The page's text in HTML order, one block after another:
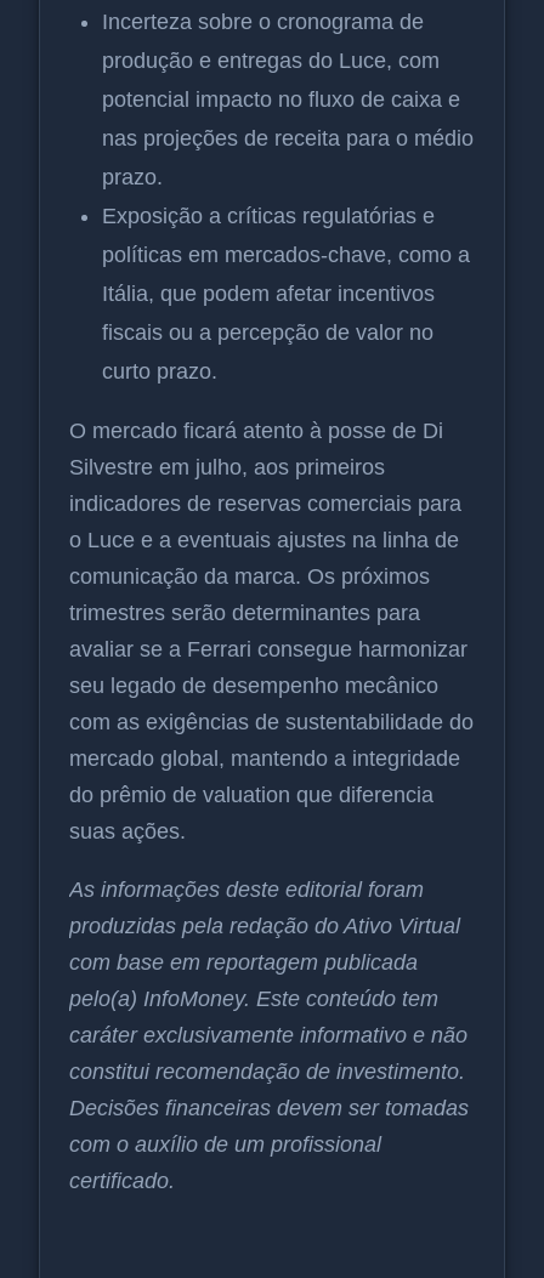
Incerteza sobre o cronograma de
produção e entregas do Luce, com
potencial impacto no fluxo de caixa e
nas projeções de receita para o médio
prazo.
Exposição a críticas regulatórias e
políticas em mercados-chave, como a
Itália, que podem afetar incentivos
fiscais ou a percepção de valor no
curto prazo.
O mercado ficará atento à posse de Di
Silvestre em julho, aos primeiros
indicadores de reservas comerciais para
o Luce e a eventuais ajustes na linha de
comunicação da marca. Os próximos
trimestres serão determinantes para
avaliar se a Ferrari consegue harmonizar
seu legado de desempenho mecânico
com as exigências de sustentabilidade do
mercado global, mantendo a integridade
do prêmio de valuation que diferencia
suas ações.
As informações deste editorial foram
produzidas pela redação do Ativo Virtual
com base em reportagem publicada
pelo(a) InfoMoney. Este conteúdo tem
caráter exclusivamente informativo e não
constitui recomendação de investimento.
Decisões financeiras devem ser tomadas
com o auxílio de um profissional
certificado.